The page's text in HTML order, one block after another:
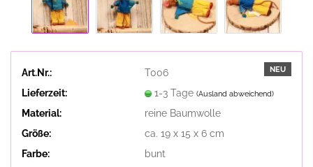
NEU
Art.Nr.:
T006
Lieferzeit:
1-3 Tage (Ausland abweichend)
Material:
reine Baumwolle
Größe:
ca. 19 x 15 x 6 cm
Farbe:
bunt